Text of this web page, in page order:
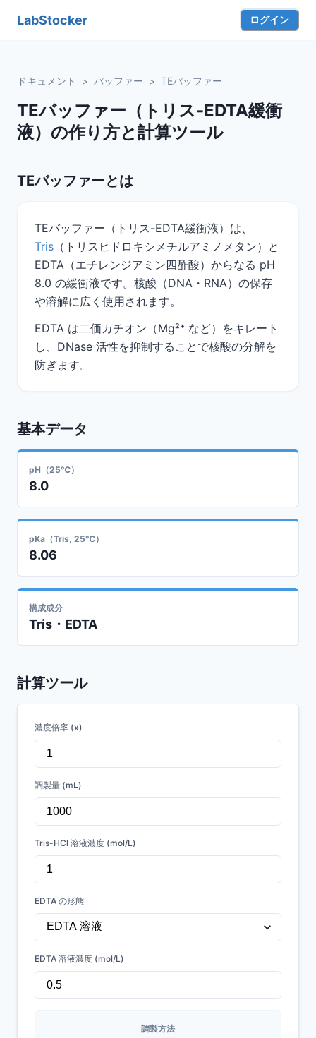
LabStocker ログイン
ドキュメント > バッファー > TEバッファー
TEバッファー（トリス-EDTA緩衝
液）の作り方と計算ツール
TEバッファーとは
TEバッファー（トリス-EDTA緩衝液）は、
Tris （トリスヒドロキシメチルアミノメタン）と
EDTA（エチレンジアミン四酢酸）からなる pH
8.0 の緩衝液です。核酸（DNA・RNA）の保存
や溶解に広く使用されます。
EDTA は二価カチオン（Mg²⁺ など）をキレート
し、DNase 活性を抑制することで核酸の分解を
防ぎます。
基本データ
pH（25℃）
8.0
pKa（Tris, 25℃）
8.06
構成成分
Tris・EDTA
計算ツール
濃度倍率 (x)
調製量 (mL)
Tris-HCl 溶液濃度 (mol/L)
EDTA の形態
EDTA 溶液濃度 (mol/L)
調製方法